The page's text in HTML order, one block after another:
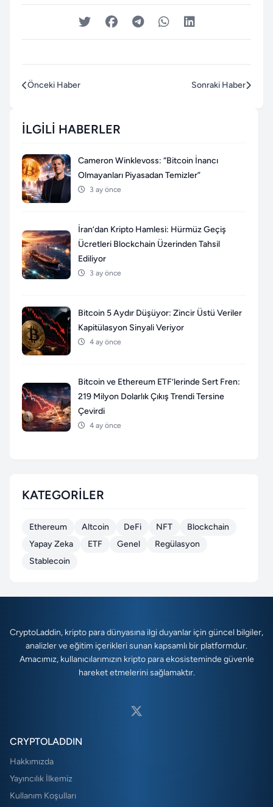
Önceki Haber Sonraki Haber
İLGILI HABERLER
Cameron Winklevoss: “Bitcoin İnancı
Olmayanları Piyasadan Temizler”
3 ay önce
İran’dan Kripto Hamlesi: Hürmüz Geçiş
Ücretleri Blockchain Üzerinden Tahsil
Ediliyor
3 ay önce
Bitcoin 5 Aydır Düşüyor: Zincir Üstü Veriler
Kapitülasyon Sinyali Veriyor
4 ay önce
Bitcoin ve Ethereum ETF’lerinde Sert Fren:
219 Milyon Dolarlık Çıkış Trendi Tersine
Çevirdi
4 ay önce
KATEGORILER
Ethereum Altcoin DeFi NFT
Blockchain
Yapay Zeka
ETF Genel
Regülasyon
Stablecoin
CryptoLaddin, kripto para dünyasına ilgi duyanlar için güncel bilgiler,
analizler ve eğitim içerikleri sunan kapsamlı bir platformdur.
Amacımız, kullanıcılarımızın kripto para ekosisteminde güvenle
hareket etmelerini sağlamaktır.
CRYPTOLADDIN
Hakkımızda
Yayıncılık İlkemiz
Kullanım Koşulları